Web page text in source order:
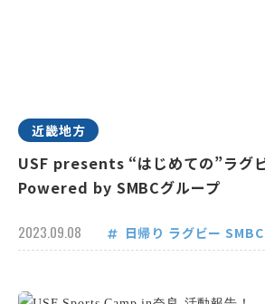
近畿地方
USF presents “はじめての”ラグ
Powered by SMBCグループ
2023.09.08 日帰り ラグビー SMBC